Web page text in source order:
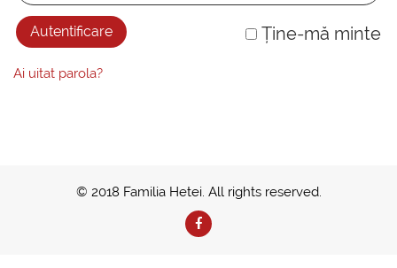
Ține-mă minte
Ai uitat parola?
© 2018 Familia Hetei. All rights reserved.